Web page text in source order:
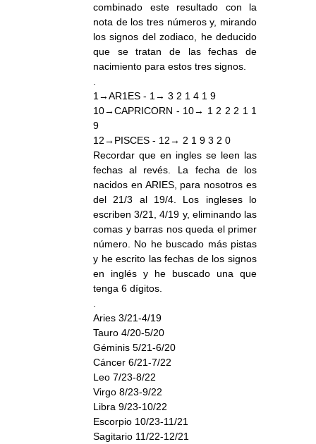
combinado este resultado con la
nota de los tres números y, mirando
los signos del zodiaco, he deducido
que se tratan de las fechas de
nacimiento para estos tres signos.
1→AR1ES - 1→ 3 2 1 4 1 9
10→CAPRICORN - 10→ 1 2 2 2 1 1
9
12→PISCES - 12→ 2 1 9 3 2 0
Recordar que en ingles se leen las
fechas al revés. La fecha de los
nacidos en ARIES, para nosotros es
del 21/3 al 19/4. Los ingleses lo
escriben 3/21, 4/19 y, eliminando las
comas y barras nos queda el primer
número. No he buscado más pistas
y he escrito las fechas de los signos
en inglés y he buscado una que
tenga 6 dígitos.
Aries 3/21-4/19
Tauro 4/20-5/20
Géminis 5/21-6/20
Cáncer 6/21-7/22
Leo 7/23-8/22
Virgo 8/23-9/22
Libra 9/23-10/22
Escorpio 10/23-11/21
Sagitario 11/22-12/21